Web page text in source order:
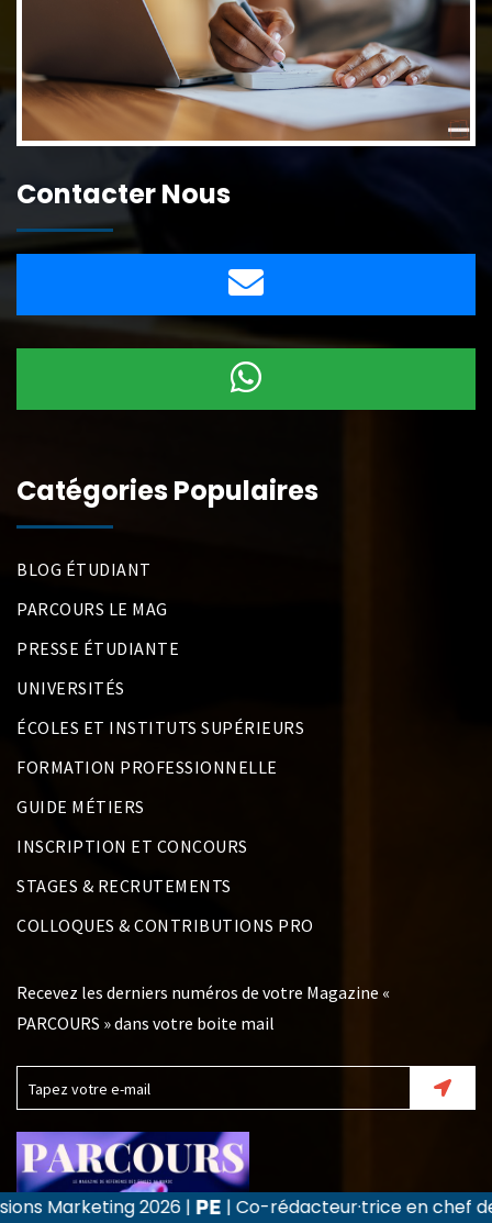
| | Co-rédacteur·trice en chef de la revue
Contacter Nous
Catégories Populaires
BLOG ÉTUDIANT
PARCOURS LE MAG
PRESSE ÉTUDIANTE
UNIVERSITÉS
ÉCOLES ET INSTITUTS SUPÉRIEURS
FORMATION PROFESSIONNELLE
GUIDE MÉTIERS
INSCRIPTION ET CONCOURS
STAGES & RECRUTEMENTS
COLLOQUES & CONTRIBUTIONS PRO
Recevez les derniers numéros de votre Magazine «
PARCOURS » dans votre boite mail